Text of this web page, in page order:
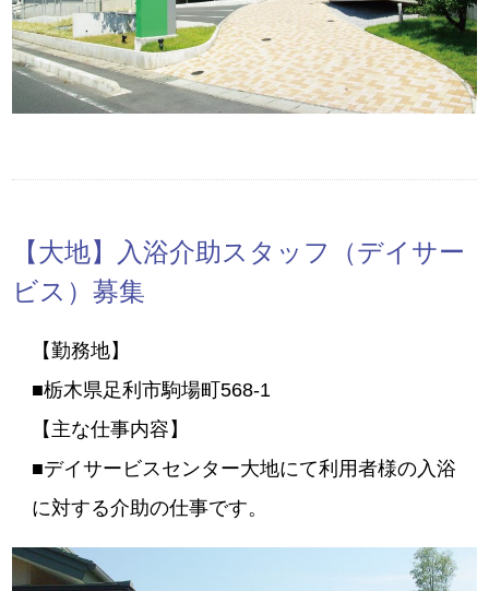
【大地】入浴介助スタッフ（デイサー
ビス）募集
【勤務地】
■栃木県足利市駒場町568-1
【主な仕事内容】
■デイサービスセンター大地にて利用者様の入浴
に対する介助の仕事です。